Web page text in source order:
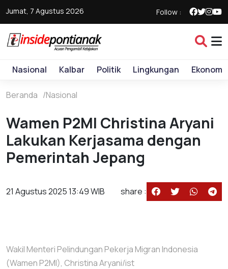
Jumat, 7 Agustus 2026 Follow :
Nasional Kalbar Politik Lingkungan Ekonomi
Beranda Nasional
Wamen P2MI Christina Aryani
Lakukan Kerjasama dengan
Pemerintah Jepang
21 Agustus 2025 13:49 WIB share :
Wakil Menteri Pelindungan Pekerja Migran Indonesia
(Wamen P2MI), Christina Aryani/ist